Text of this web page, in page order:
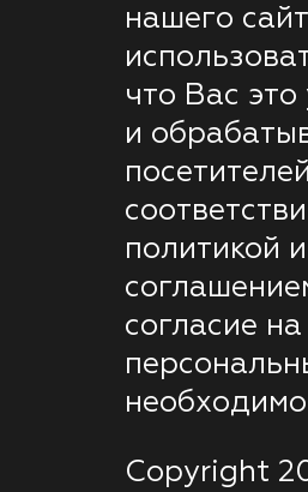
нашего
что Вас
и
политикой
согласие
Copyright